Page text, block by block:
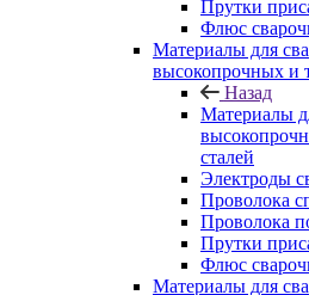
Прутки
Флюс
Материалы для
высокопрочных и
Назад
Материалы
сталей
Электроды
Проволока
Проволока
Прутки
Флюс
Материалы для